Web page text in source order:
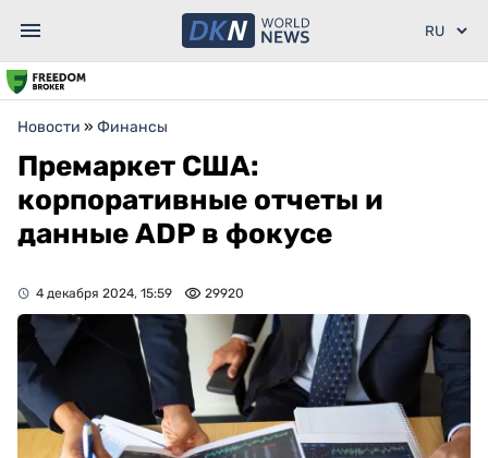
Новости » Финансы
Премаркет США:
корпоративные отчеты и
данные ADP в фокусе
4 декабря 2024, 15:59 29920